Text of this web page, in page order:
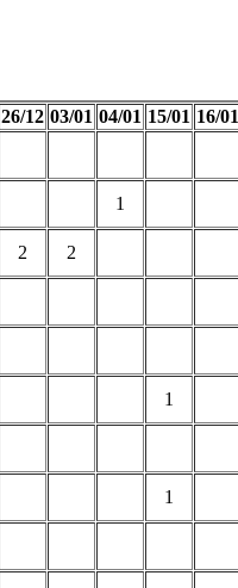
26/12 03/01 04/01 15/01 16/01
1
2
2
1
1